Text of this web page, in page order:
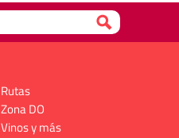
Rutas
Zona DO
Vinos y más